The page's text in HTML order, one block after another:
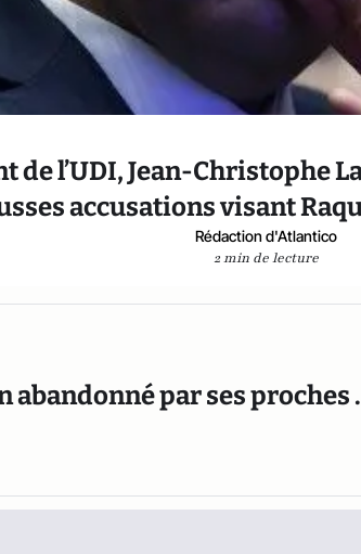
de l’UDI, Jean-Christophe
accusations visant
Rédaction d'Atlantico
2 min de lecture
abandonné par ses proches